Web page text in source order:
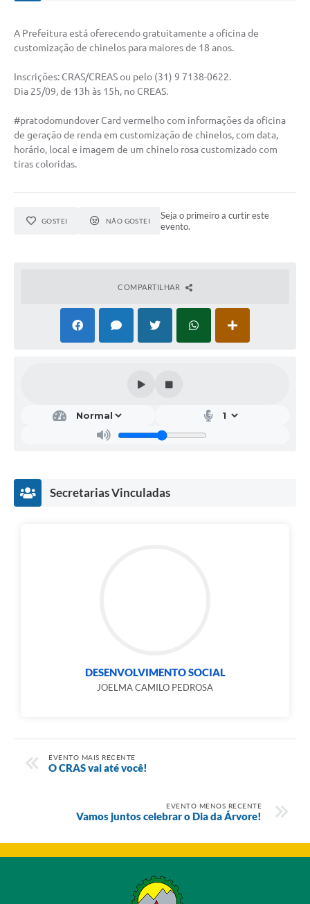
A Prefeitura está oferecendo gratuitamente a oficina de
customização de chinelos para maiores de 18 anos.
Inscrições: CRAS/CREAS ou pelo (31) 9 7138-0622.
Dia 25/09, de 13h às 15h, no CREAS.
#pratodomundover Card vermelho com informações da oficina
de geração de renda em customização de chinelos, com data,
horário, local e imagem de um chinelo rosa customizado com
tiras coloridas.
GOSTEI NÃO GOSTEI
Seja o primeiro a curtir este
evento.
COMPARTILHAR
Secretarias Vinculadas
DESENVOLVIMENTO SOCIAL
JOELMA CAMILO PEDROSA
EVENTO MAIS RECENTE
O CRAS vai até você!
EVENTO MENOS RECENTE
Vamos juntos celebrar o Dia da Árvore!